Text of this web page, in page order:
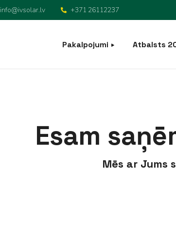
info@ivsolar.lv +371 26112237
Pakalpojumi Atbalsts
Esam
Mēs ar Jums